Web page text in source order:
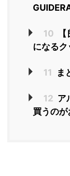
10
になるク
11 ま
12 ア
買うのが